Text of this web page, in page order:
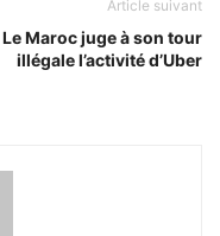
Article suivant
Le Maroc juge à son tour
illégale l’activité d’Uber